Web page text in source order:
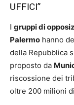
UFFICI”
I gruppi di
Palermo hanno
della Repubblica
proposto da
riscossione dei
oltre 200 milioni